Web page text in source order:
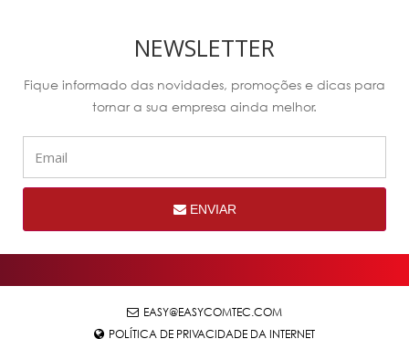
NEWSLETTER
Fique informado das novidades, promoções e dicas para
tornar a sua empresa ainda melhor.
ENVIAR
EASY@EASYCOMTEC.COM
POLÍTICA DE PRIVACIDADE DA INTERNET